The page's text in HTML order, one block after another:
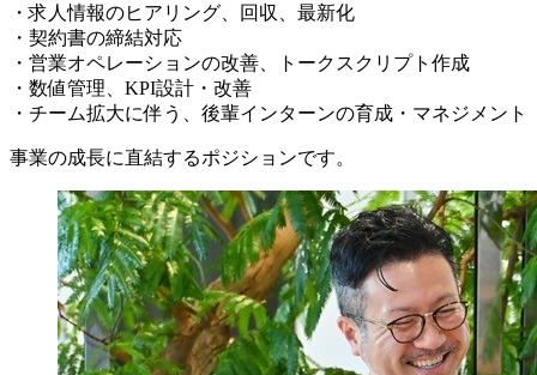
・求人情報のヒアリング、回収、最新化
・契約書の締結対応
・営業オペレーションの改善、トークスクリプト作成
・数値管理、KPI設計・改善
・チーム拡大に伴う、後輩インターンの育成・マネジメント
事業の成長に直結するポジションです。